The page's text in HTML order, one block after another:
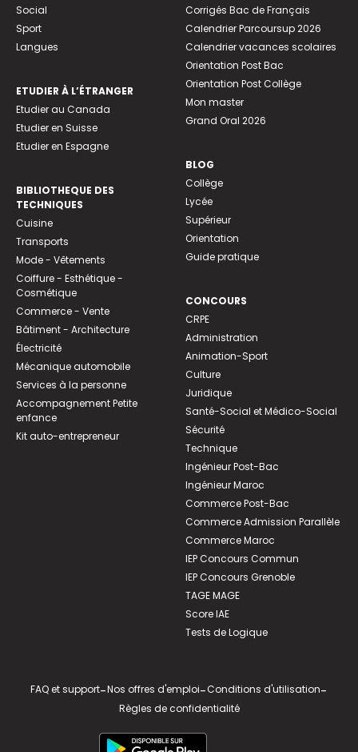
Social
Sport
Langues
ETUDIER À L’ÉTRANGER
Etudier au Canada
Etudier en Suisse
Etudier en Espagne
BIBLIOTHEQUE DES
TECHNIQUES
Cuisine
Transports
Mode - Vêtements
Coiffure - Esthétique -
Cosmétique
Commerce - Vente
Bâtiment - Architecture
Électricité
Mécanique automobile
Services à la personne
Accompagnement Petite
enfance
Kit auto-entrepreneur
Corrigés Bac de Français
Calendrier Parcoursup 2026
Calendrier vacances scolaires
Orientation Post Bac
Orientation Post Collège
Mon master
Grand Oral 2026
BLOG
Collège
Lycée
Supérieur
Orientation
Guide pratique
CONCOURS
CRPE
Administration
Animation-Sport
Culture
Juridique
Santé-Social et Médico-Social
Sécurité
Technique
Ingénieur Post-Bac
Ingénieur Maroc
Commerce Post-Bac
Commerce Admission Parallèle
Commerce Maroc
IEP Concours Commun
IEP Concours Grenoble
TAGE MAGE
Score IAE
Tests de Logique
FAQ et support-Nos offres d'emploi-Conditions d'utilisation-
Règles de confidentialité